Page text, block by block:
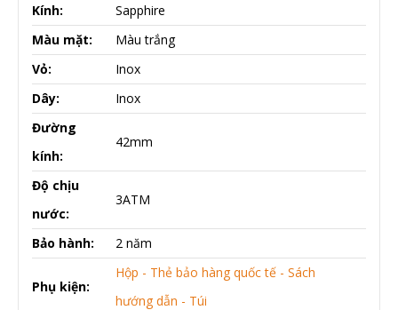
Kính:
Sapphire
Màu mặt:
Màu trắng
Vỏ:
Inox
Dây:
Inox
Đường
kính:
42mm
Độ chịu
nước:
3ATM
Bảo hành: 2 năm
Phụ kiện:
Hộp - Thẻ bảo hàng quốc tế - Sách
hướng dẫn - Túi